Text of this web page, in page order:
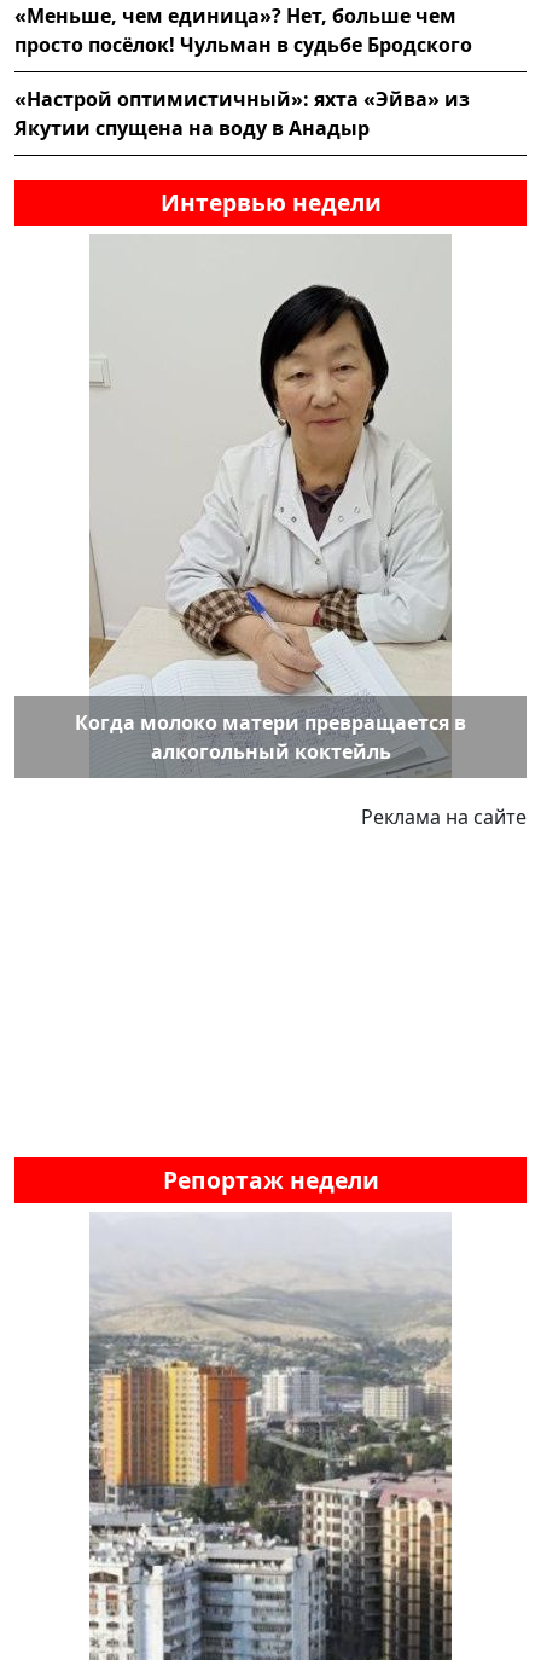
«Меньше, чем единица»? Нет, больше чем
просто посёлок! Чульман в судьбе Бродского
«Настрой оптимистичный»: яхта «Эйва» из
Якутии спущена на воду в Анадыр
Интервью недели
Когда молоко матери превращается в
алкогольный коктейль
Реклама на сайте
Репортаж недели